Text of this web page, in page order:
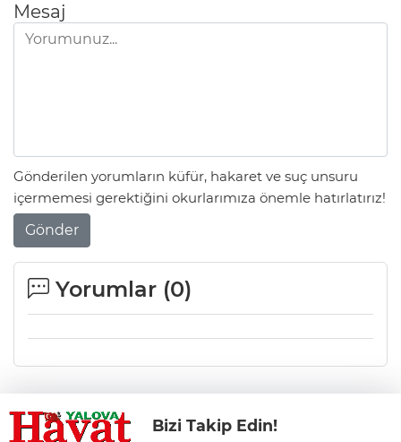
Mesaj
Gönderilen yorumların küfür, hakaret ve suç unsuru
içermemesi gerektiğini okurlarımıza önemle hatırlatırız!
Gönder
Yorumlar (0)
Bizi Takip Edin!